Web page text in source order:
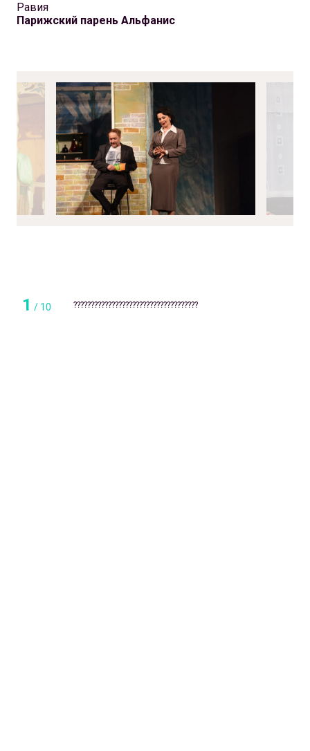
Равия
Парижский парень Альфанис
1 / 10 ????????????????????????????????????